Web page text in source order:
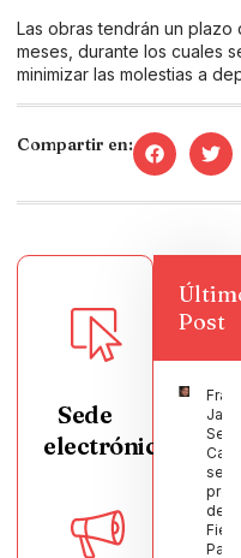
Las obras tendrán un
meses, durante los cuales
minimizar las molestias a
Compartir en:
Sede
electrónica
Post
Javier
será
de las